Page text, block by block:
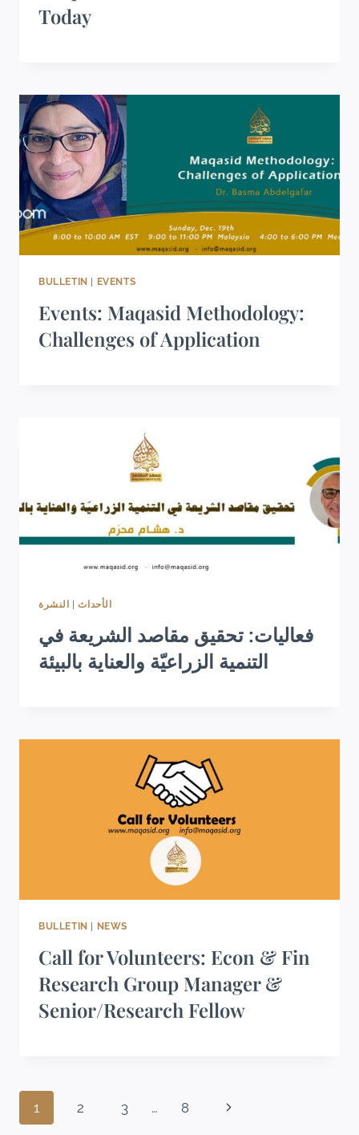
Today
BULLETIN | EVENTS
Events: Maqasid Methodology:
Challenges of Application
الأحداث| النشرة
فعاليات: تحقيق مقاصد الشريعة في
التنمية الزراعيّة والعناية بالبيئة
BULLETIN NEWS
Call for Volunteers: Econ & Fin
Research Group Manager &
Senior/Research Fellow
1 2 3 … 8